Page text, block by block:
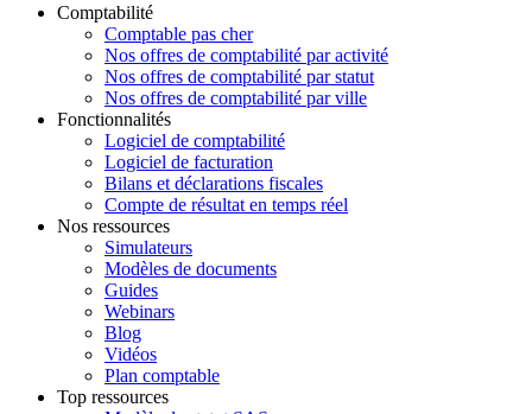
Comptabilité
Comptable pas cher
Nos offres de comptabilité par activité
Nos offres de comptabilité par statut
Nos offres de comptabilité par ville
Fonctionnalités
Logiciel de comptabilité
Logiciel de facturation
Bilans et déclarations fiscales
Compte de résultat en temps réel
Nos ressources
Simulateurs
Modèles de documents
Guides
Webinars
Blog
Vidéos
Plan comptable
Top ressources